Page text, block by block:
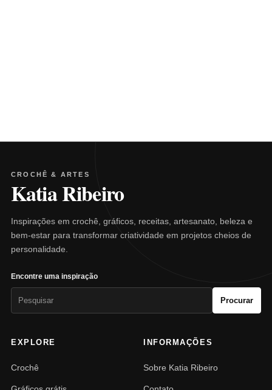
CROCHÊ & ARTES
Katia Ribeiro
Inspirações em crochê, gráficos, receitas, artesanato, beleza e
bem-estar para transformar criatividade em projetos cheios de
personalidade.
Encontre uma inspiração
Procurar
EXPLORE
Crochê
INFORMAÇÕES
Sobre Katia Ribeiro